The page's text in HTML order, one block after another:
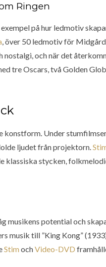
Ringen
på hur ledmotiv
, över 50 ledmotiv för
nostalgi, och när det
tre Oscars, två Golden
konstform. Under
ljudet från projektorn.
klassiska stycken,
musikens potential och
musik till ”King Kong”
Stim ochVideo-DVD